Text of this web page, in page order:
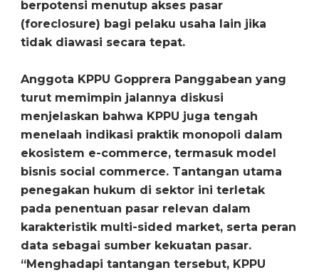
berpotensi menutup akses pasar
(foreclosure) bagi pelaku usaha lain jika
tidak diawasi secara tepat.
Anggota KPPU Gopprera Panggabean yang
turut memimpin jalannya diskusi
menjelaskan bahwa KPPU juga tengah
menelaah indikasi praktik monopoli dalam
ekosistem e-commerce, termasuk model
bisnis social commerce. Tantangan utama
penegakan hukum di sektor ini terletak
pada penentuan pasar relevan dalam
karakteristik multi-sided market, serta peran
data sebagai sumber kekuatan pasar.
“Menghadapi tantangan tersebut, KPPU